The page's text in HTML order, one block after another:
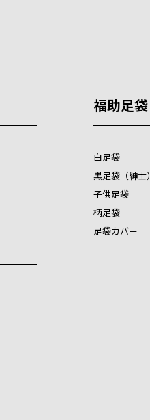
福助足袋
白足袋
黒足袋（紳士）
子供足袋
柄足袋
足袋カバー